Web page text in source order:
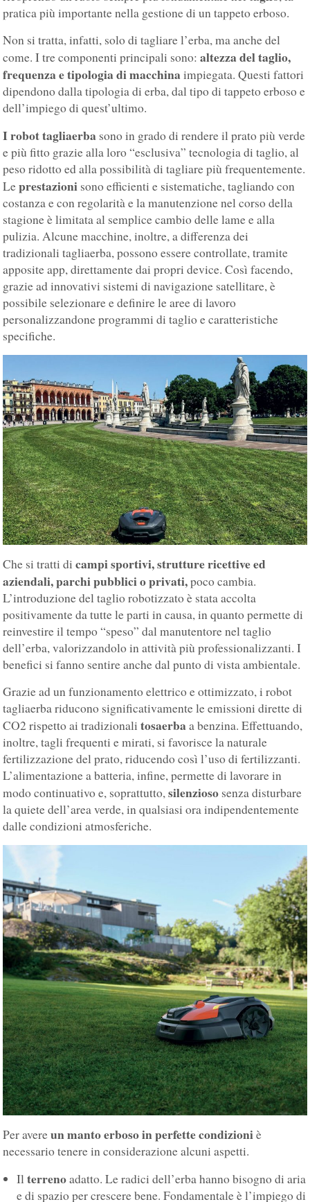
pratica più importante nella gestione di un tappeto erboso.
Non si tratta, infatti, solo di tagliare l’erba, ma anche del
come. I tre componenti principali sono:altezza del taglio,
frequenza e tipologia di macchina impiegata. Questi fattori
dipendono dalla tipologia di erba, dal tipo di tappeto erboso e
dell’impiego di quest’ultimo.
I robot tagliaerba sono in grado di rendere il prato più verde
e più fitto grazie alla loro “esclusiva” tecnologia di taglio, al
peso ridotto ed alla possibilità di tagliare più frequentemente.
Leprestazioni sono efficienti e sistematiche, tagliando con
costanza e con regolarità e la manutenzione nel corso della
stagione è limitata al semplice cambio delle lame e alla
pulizia. Alcune macchine, inoltre, a differenza dei
tradizionali tagliaerba, possono essere controllate, tramite
apposite app, direttamente dai propri device. Così facendo,
grazie ad innovativi sistemi di navigazione satellitare, è
possibile selezionare e definire le aree di lavoro
personalizzandone programmi di taglio e caratteristiche
specifiche.
Che si tratti dicampi sportivi, strutture ricettive ed
aziendali, parchi pubblici o privati,poco cambia.
L’introduzione del taglio robotizzato è stata accolta
positivamente da tutte le parti in causa, in quanto permette di
reinvestire il tempo “speso” dal manutentore nel taglio
dell’erba, valorizzandolo in attività più professionalizzanti. I
benefici si fanno sentire anche dal punto di vista ambientale.
Grazie ad un funzionamento elettrico e ottimizzato, i robot
tagliaerba riducono significativamente le emissioni dirette di
CO2 rispetto ai tradizionalitosaerbaa benzina. Effettuando,
inoltre, tagli frequenti e mirati, si favorisce la naturale
fertilizzazione del prato, riducendo così l’uso di fertilizzanti.
L’alimentazione a batteria, infine, permette di lavorare in
modo continuativo e, soprattutto,silenzioso senza disturbare
la quiete dell’area verde, in qualsiasi ora indipendentemente
dalle condizioni atmosferiche.
Per avereun manto erboso in perfette condizioniè
necessario tenere in considerazione alcuni aspetti.
Ilterrenoadatto. Le radici dell’erba hanno bisogno di aria
e di spazio per crescere bene. Fondamentale è l’impiego di